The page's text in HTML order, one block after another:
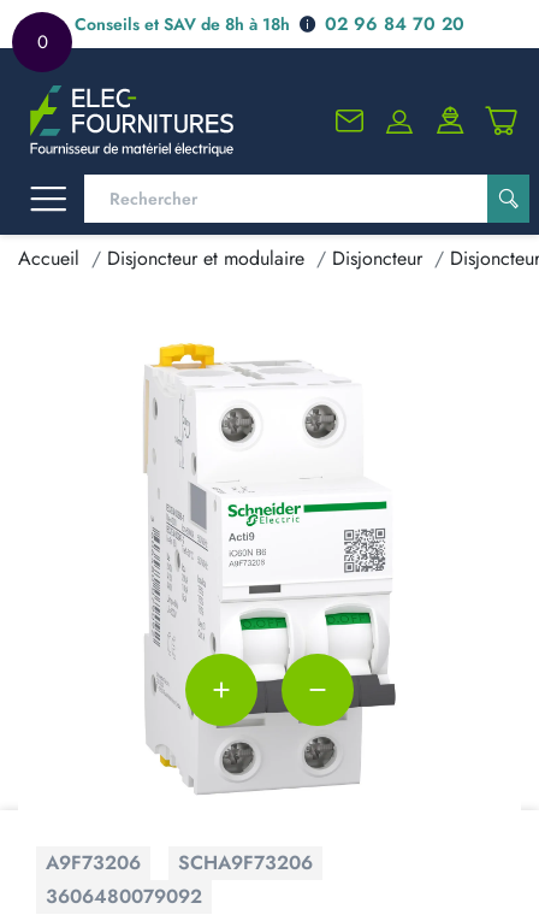
0
Conseils et SAV de 8h à 18h 02 96 84 70 20
Accueil Disjoncteur et modulaire Disjoncteur
A9F73206
SCHA9F73206
3606480079092
add remove